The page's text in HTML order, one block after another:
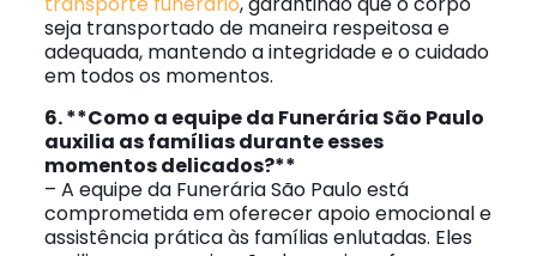
seja transportado de maneira respeitosa e
adequada, mantendo a integridade e o cuidado
em todos os momentos.
6. **Como a equipe da Funerária São Paulo
auxilia as famílias durante esses
momentos delicados?**
– A equipe da Funerária São Paulo está
comprometida em oferecer apoio emocional e
assistência prática às famílias enlutadas. Eles